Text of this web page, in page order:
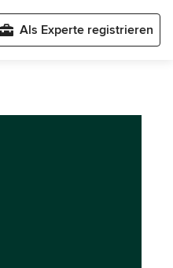
Als Experte registrieren